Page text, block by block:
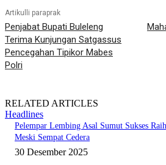
Artikulli paraprak
Penjabat Bupati Buleleng
Terima Kunjungan Satgassus
Pencegahan Tipikor Mabes
Polri
RELATED ARTICLES
Headlines
Pelempar Lembing Asal Sumut Sukses
Meski Sempat Cedera
30 Desember 2025